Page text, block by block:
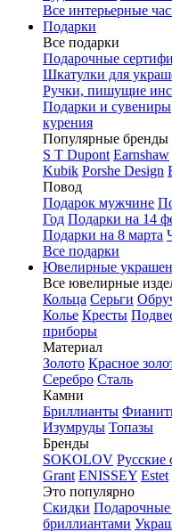
Все интерьерные
Подарки
Все подарки
Подарочные
Шкатулки для
Ручки, пишущие
Подарки и сувениры
курения
Популярные бренды
S T Dupont Earnshaw
Kubik Porshe Design
Повод
Подарок мужчине
Год Подарки на 14
Подарки на 8 марта
Все подарки
Ювелирные
Все ювелирные
Кольца Серьги
Колье Кресты
приборы
Материал
Золото Красное
Серебро Сталь
Камни
Бриллианты
Изумруды Топазы
Бренды
SOKOLOV Русские
Grant ENISSEY Estet
Это популярно
Скидки
бриллиантами